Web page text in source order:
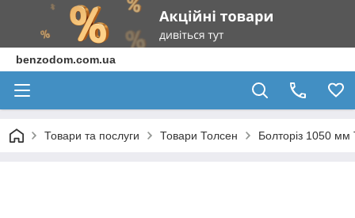
benzodom.com.ua
Товари та послуги Товари Толсен Болторіз 1050 мм